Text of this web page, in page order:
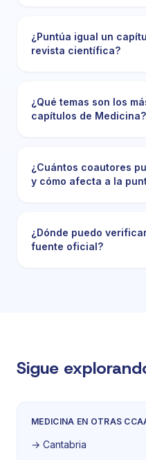
¿Puntúa igual un
revista científica?
¿Qué temas son los
capítulos de Medicina?
¿Cuántos coautores
y cómo afecta a la
¿Dónde puedo
fuente oficial?
Sigue
MEDICINA EN OTRAS
→ Cantabria